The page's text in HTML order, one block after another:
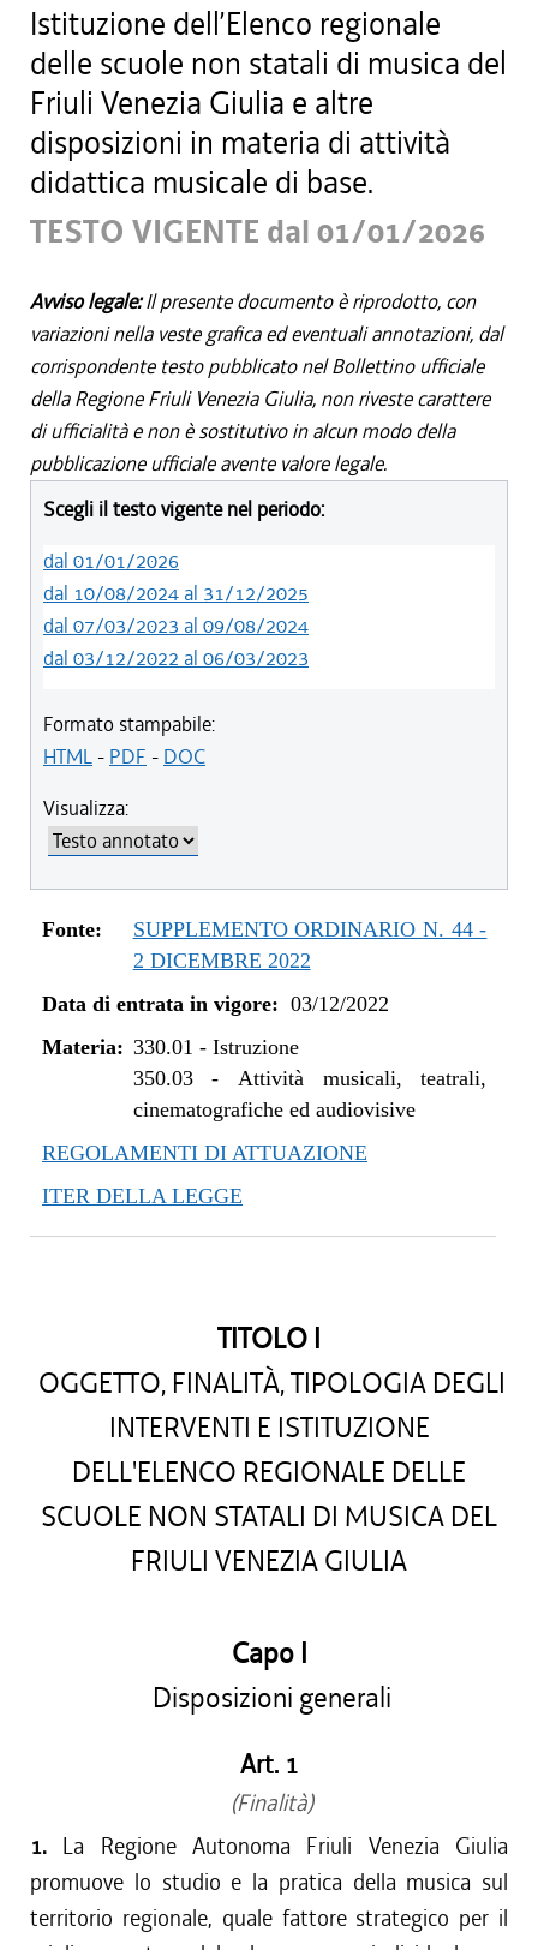
Istituzione dell’Elenco regionale
delle scuole non statali di musica del
Friuli Venezia Giulia e altre
disposizioni in materia di attività
didattica musicale di base.
TESTO VIGENTE dal 01/01/2026
Avviso legale:Il presente documento è riprodotto, con
variazioni nella veste grafica ed eventuali annotazioni, dal
corrispondente testo pubblicato nel Bollettino ufficiale
della Regione Friuli Venezia Giulia, non riveste carattere
di ufficialità e non è sostitutivo in alcun modo della
pubblicazione ufficiale avente valore legale.
Scegli il testo vigente nel periodo:
dal 01/01/2026
dal 10/08/2024 al 31/12/2025
dal 07/03/2023 al 09/08/2024
dal 03/12/2022 al 06/03/2023
Formato stampabile:
HTML- PDF - DOC
Visualizza:
Fonte:
SUPPLEMENTO ORDINARIO N. 44 -
2 DICEMBRE 2022
Data di entrata in vigore: 03/12/2022
Materia: 330.01 - Istruzione
350.03-Attività musicali, teatrali,
cinematografiche ed audiovisive
REGOLAMENTI DI ATTUAZIONE
ITER DELLA LEGGE
TITOLO I
OGGETTO, FINALITÀ, TIPOLOGIA DEGLI
INTERVENTI E ISTITUZIONE
DELL'ELENCO REGIONALE DELLE
SCUOLE NON STATALI DI MUSICA DEL
FRIULI VENEZIA GIULIA
Capo I
Disposizioni generali
Art. 1
(Finalità)
1. La Regione Autonoma Friuli Venezia Giulia
promuove lo studio e la pratica della musica sul
territorio regionale, quale fattore strategico per il